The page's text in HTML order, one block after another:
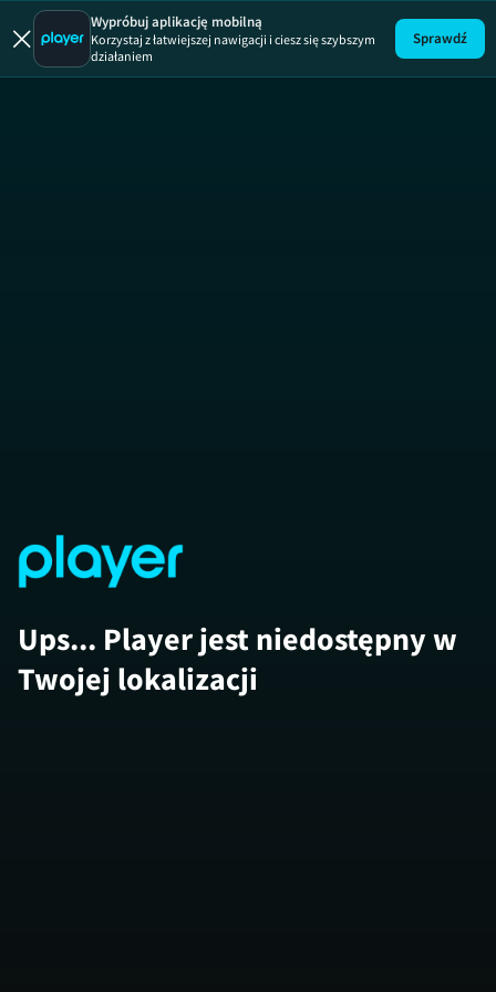
Zakup
Wypróbuj aplikację mobilną
Korzystaj z łatwiejszej nawigacji i ciesz się szybszym
działaniem
Sprawdź
Ups... Player jest niedostępny w
Twojej lokalizacji